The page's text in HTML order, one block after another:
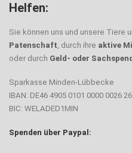
Helfen:
Sie können uns und unsere Tiere
Patenschaft, durch ihre aktive
oder durch Geld- oder
Sparkasse Minden-Lübbecke
IBAN: DE46 4905 0101 0000 0026 26
BIC: WELADED1MIN
Spenden über Paypal: